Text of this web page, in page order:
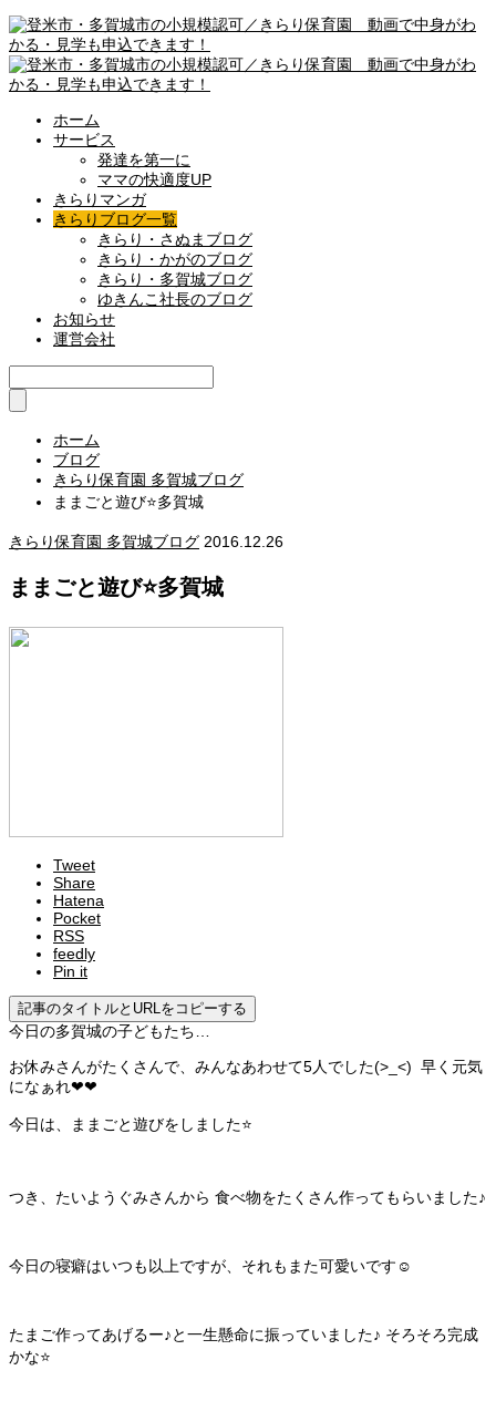
ホーム
サービス
発達を第一に
ママの快適度UP
きらりマンガ
きらりブログ一覧
きらり・さぬまブログ
きらり・かがのブログ
きらり・多賀城ブログ
ゆきんこ社長のブログ
お知らせ
運営会社
ホーム
ブログ
きらり保育園 多賀城ブログ
ままごと遊び⭐多賀城
きらり保育園 多賀城ブログ 2016.12.26
ままごと遊び⭐多賀城
Tweet
Share
Hatena
Pocket
RSS
feedly
Pin it
記事のタイトルとURLをコピーする
今日の多賀城の子どもたち…
お休みさんがたくさんで、みんなあわせて5人でした(>_<) 早く元気
になぁれ❤❤
今日は、ままごと遊びをしました⭐
つき、たいようぐみさんから 食べ物をたくさん作ってもらいました♪
今日の寝癖はいつも以上ですが、それもまた可愛いです☺
たまご作ってあげるー♪と一生懸命に振っていました♪ そろそろ完成
かな⭐